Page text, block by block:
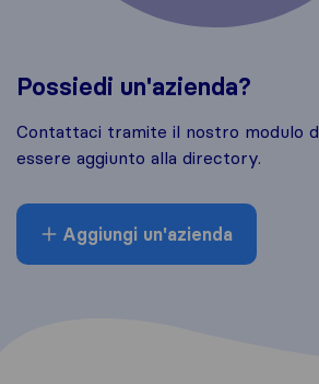
Possiedi un'azienda?
Contattaci tramite il nostro modulo
essere aggiunto alla directory.
Aggiungi un'azienda